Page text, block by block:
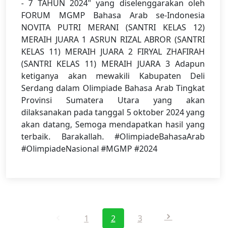
- 7 TAHUN 2024" yang diselenggarakan oleh
FORUM MGMP Bahasa Arab se-Indonesia
NOVITA PUTRI MERANI (SANTRI KELAS 12)
MERAIH JUARA 1 ASRUN RIZAL ABROR (SANTRI
KELAS 11) MERAIH JUARA 2 FIRYAL ZHAFIRAH
(SANTRI KELAS 11) MERAIH JUARA 3 Adapun
ketiganya akan mewakili Kabupaten Deli
Serdang dalam Olimpiade Bahasa Arab Tingkat
Provinsi Sumatera Utara yang akan
dilaksanakan pada tanggal 5 oktober 2024 yang
akan datang, Semoga mendapatkan hasil yang
terbaik. Barakallah. #OlimpiadeBahasaArab
#OlimpiadeNasional #MGMP #2024
1 2 3